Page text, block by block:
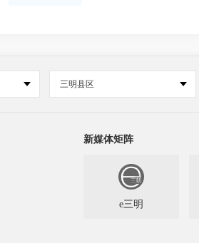
三明县区
新媒体矩阵
e三明